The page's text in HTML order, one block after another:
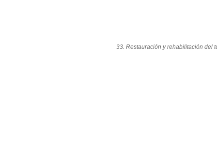
33. Restauración y rehabilitación del